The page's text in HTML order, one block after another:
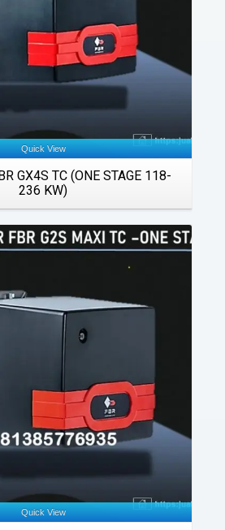
Quick View
GX4S TC (ONE STAGE 118-
236 KW)
Details
Quick View